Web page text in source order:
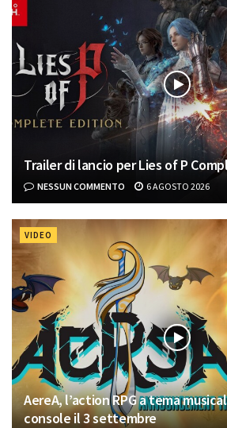
Trailer di lancio per Lies of P
NESSUN COMMENTO 6 AGOSTO 2026
VIDEO
AereA, l’action RPG a tema
console il 3 settembre